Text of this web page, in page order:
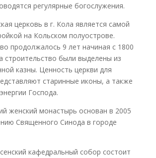
регулярные богослужения.
церковь в г. Кола является самой
на Кольском полуострове.
продолжалось 9 лет начиная с 1800
строительство были выделены из
казны. Ценность церкви для
старинные иконы, а также
Господа.
женский монастырь основан в 2005
Священного Синода в городе
кафедральный собор состоит